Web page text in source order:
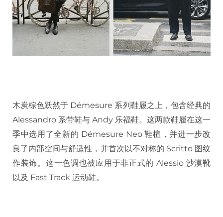
木炭棕色跃然于 Démesure 系列鞋履之上，包含经典的
Alessandro 系带鞋与 Andy 乐福鞋。这两款鞋履在这一
季中选用了全新的 Démesure Neo 鞋楦，并进一步改
良了内部空间与舒适性，并首次以不对称的 Scritto 图纹
作装饰。这一色调也被应用于非正式的 Alessio 沙漠靴
以及 Fast Track 运动鞋。